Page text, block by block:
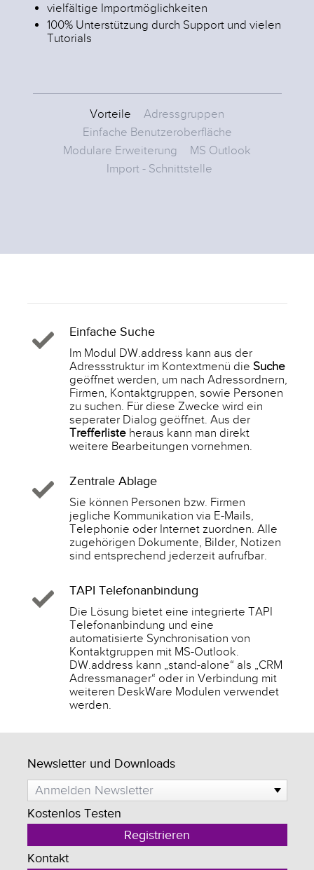
vielfältige Importmöglichkeiten
100% Unterstützung durch Support und vielen
Tutorials
Vorteile
Adressgruppen
Einfache Benutzeroberfläche
Modulare Erweiterung
MS Outlook
Import - Schnittstelle
Einfache Suche
Im Modul DW.address kann aus der
Adressstruktur im Kontextmenü die Suche
geöffnet werden, um nach Adressordnern,
Firmen, Kontaktgruppen, sowie Personen
zu suchen. Für diese Zwecke wird ein
seperater Dialog geöffnet. Aus der
Trefferlisteheraus kann man direkt
weitere Bearbeitungen vornehmen.
Zentrale Ablage
Sie können Personen bzw. Firmen
jegliche Kommunikation via E-Mails,
Telephonie oder Internet zuordnen. Alle
zugehörigen Dokumente, Bilder, Notizen
sind entsprechend jederzeit aufrufbar.
TAPI Telefonanbindung
Die Lösung bietet eine integrierte TAPI
Telefonanbindung und eine
automatisierte Synchronisation von
Kontaktgruppen mit MS-Outlook.
DW.address kann „stand-alone“ als „CRM
Adressmanager“ oder in Verbindung mit
weiteren DeskWare Modulen verwendet
werden.
Newsletter und Downloads
Anmelden Newsletter
Kostenlos Testen
Registrieren
Kontakt